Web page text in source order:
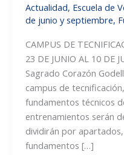
Actualidad, Escuela de
de junio y septiembre,
CAMPUS DE
23 DE JUNIO AL 10 DE
Sagrado Corazón
campus de
fundamentos técnicos
entrenamientos serán
dividirán por
fundamentos […]